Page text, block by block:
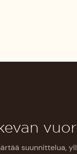
suunnittelua,